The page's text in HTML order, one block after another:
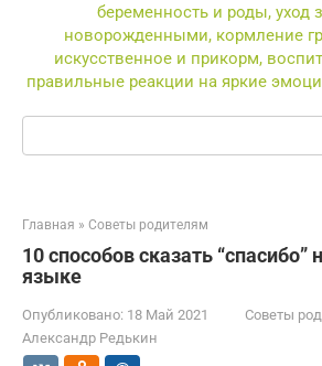
беременность и роды, уход
новорожденными, кормление
искусственное и прикорм,
правильные реакции на яркие
Поиск:
Главная » Советы родителям
10 способов сказать “спасибо”
языке
Опубликовано: 18 Май 2021
Советы
Александр Редькин